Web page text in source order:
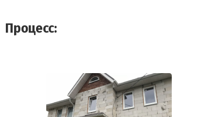
Процесс: